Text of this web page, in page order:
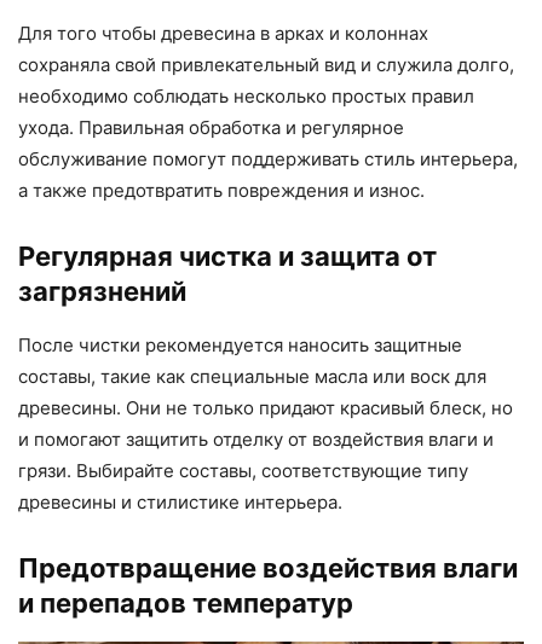
Для того чтобы древесина в арках и колоннах
сохраняла свой привлекательный вид и служила долго,
необходимо соблюдать несколько простых правил
ухода. Правильная обработка и регулярное
обслуживание помогут поддерживать стиль интерьера,
а также предотвратить повреждения и износ.
Регулярная чистка и защита от
загрязнений
После чистки рекомендуется наносить защитные
составы, такие как специальные масла или воск для
древесины. Они не только придают красивый блеск, но
и помогают защитить отделку от воздействия влаги и
грязи. Выбирайте составы, соответствующие типу
древесины и стилистике интерьера.
Предотвращение воздействия влаги
и перепадов температур